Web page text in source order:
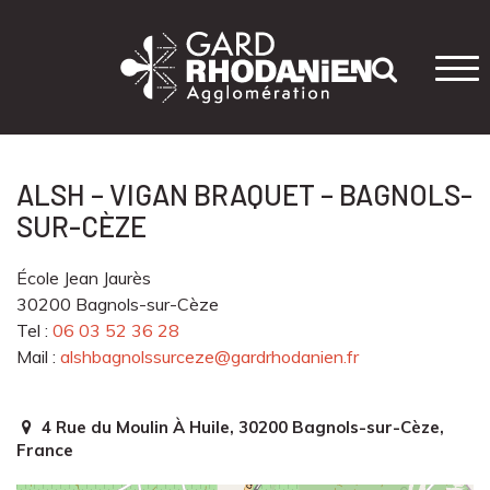
ALSH – VIGAN BRAQUET – BAGNOLS-
SUR-CÈZE
École Jean Jaurès
30200 Bagnols-sur-Cèze
Tel : 06 03 52 36 28
Mail : alshbagnolssurceze@gardrhodanien.fr
4 Rue du Moulin À Huile, 30200 Bagnols-sur-Cèze,
France